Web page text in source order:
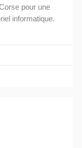
pour une
informatique.